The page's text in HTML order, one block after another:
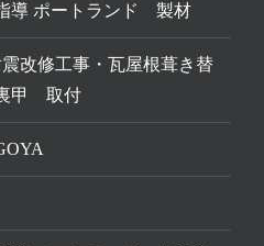
導 ポートランド 製材
改修工事・瓦屋根葺き替
甲 取付